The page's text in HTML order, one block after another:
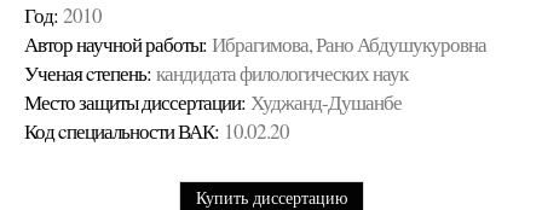
Год: 2010
Автор научной работы: Ибрагимова, Рано Абдушукуровна
Ученая cтепень: кандидата филологических наук
Место защиты диссертации: Худжанд-Душанбе
Код cпециальности ВАК: 10.02.20
Купить диссертацию